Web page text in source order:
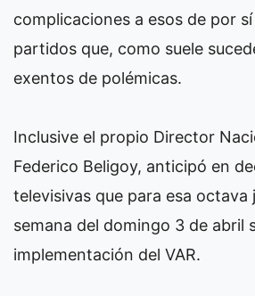
complicaciones a esos de por
partidos que, como suele
exentos de polémicas.
Inclusive el propio Director
Federico Beligoy, anticipó en
televisivas que para esa
semana del domingo 3 de abril
implementación del VAR.